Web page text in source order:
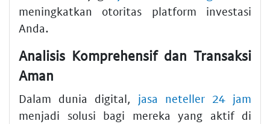
meningkatkan otoritas platform investasi
Anda.
Analisis Komprehensif dan Transaksi
Aman
Dalam dunia digital, jasa neteller 24 jam
menjadi solusi bagi mereka yang aktif di